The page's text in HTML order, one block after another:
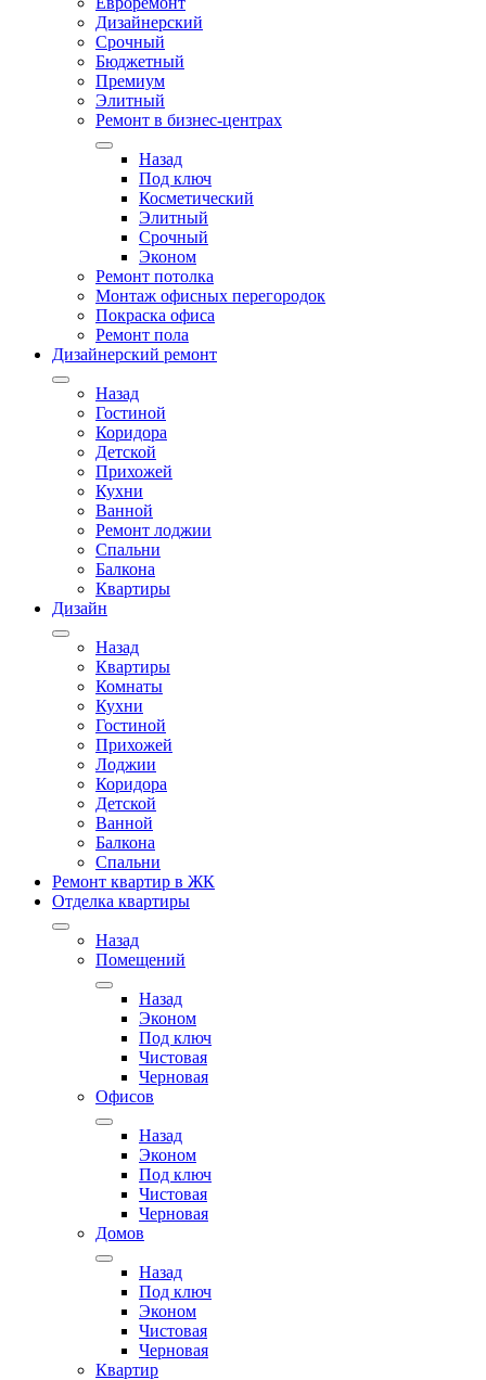
Дизайнерский
Срочный
Бюджетный
Премиум
Элитный
Ремонт в бизнес-центрах
Назад
Под ключ
Косметический
Элитный
Срочный
Эконом
Ремонт потолка
Монтаж офисных перегородок
Покраска офиса
Ремонт пола
Дизайнерский ремонт
Назад
Гостиной
Коридора
Детской
Прихожей
Кухни
Ванной
Ремонт лоджии
Спальни
Балкона
Квартиры
Дизайн
Назад
Квартиры
Комнаты
Кухни
Гостиной
Прихожей
Лоджии
Коридора
Детской
Ванной
Балкона
Спальни
Ремонт квартир в ЖК
Отделка квартиры
Назад
Помещений
Назад
Эконом
Под ключ
Чистовая
Черновая
Офисов
Назад
Эконом
Под ключ
Чистовая
Черновая
Домов
Назад
Под ключ
Эконом
Чистовая
Черновая
Квартир